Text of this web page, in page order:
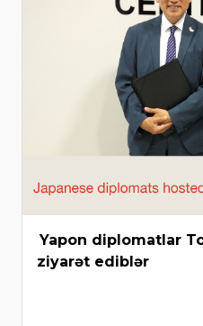
Yapon diplomatlar
ziyarət ediblər